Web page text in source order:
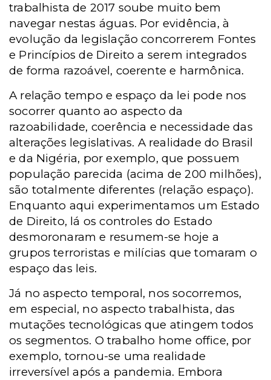
trabalhista de 2017 soube muito bem
navegar nestas águas. Por evidência, à
evolução da legislação concorrerem Fontes
e Princípios de Direito a serem integrados
de forma razoável, coerente e harmônica.
A relação tempo e espaço da lei pode nos
socorrer quanto ao aspecto da
razoabilidade, coerência e necessidade das
alterações legislativas. A realidade do Brasil
e da Nigéria, por exemplo, que possuem
população parecida (acima de 200 milhões),
são totalmente diferentes (relação espaço).
Enquanto aqui experimentamos um Estado
de Direito, lá os controles do Estado
desmoronaram e resumem-se hoje a
grupos terroristas e milícias que tomaram o
espaço das leis.
Já no aspecto temporal, nos socorremos,
em especial, no aspecto trabalhista, das
mutações tecnológicas que atingem todos
os segmentos. O trabalho home office, por
exemplo, tornou-se uma realidade
irreversível após a pandemia. Embora